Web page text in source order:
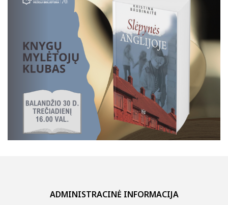
ADMINISTRACINĖ INFORMACIJA